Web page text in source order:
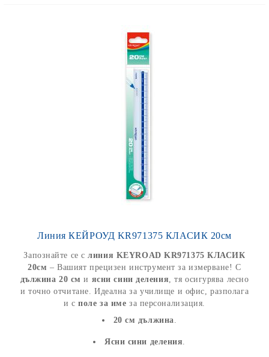
Линия КЕЙРОУД KR971375 КЛАСИК 20см
Запознайте се слиния KEYROAD KR971375 КЛАСИК
20см – Вашият прецизен инструмент за измерване! С
дължина 20 см и ясни сини деления, тя осигурява лесно
и точно отчитане. Идеална за училище и офис, разполага
и споле за име за персонализация.
20 см дължина.
Ясни сини деления.